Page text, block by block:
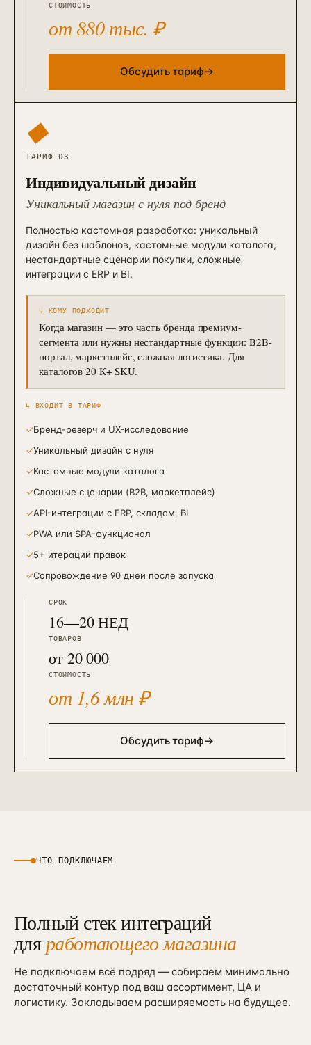
СТОИМОСТЬ
от 880 тыс. ₽
Обсудить тариф→
◆
ТАРИФ 03
Индивидуальный дизайн
Уникальный магазин с нуля под бренд
Полностью кастомная разработка: уникальный
дизайн без шаблонов, кастомные модули каталога,
нестандартные сценарии покупки, сложные
интеграции с ERP и BI.
↳ КОМУ ПОДХОДИТ
Когда магазин — это часть бренда премиум-
сегмента или нужны нестандартные функции: B2B-
портал, маркетплейс, сложная логистика. Для
каталогов 20 К+ SKU.
↳ ВХОДИТ В ТАРИФ
✓Бренд-резерч и UX-исследование
✓Уникальный дизайн с нуля
✓Кастомные модули каталога
✓Сложные сценарии (B2B, маркетплейс)
✓API-интеграции с ERP, складом, BI
✓PWA или SPA-функционал
✓5+ итераций правок
✓Сопровождение 90 дней после запуска
СРОК
16—20 НЕД
ТОВАРОВ
от 20 000
СТОИМОСТЬ
от 1,6 млн ₽
Обсудить тариф→
ЧТО ПОДКЛЮЧАЕМ
Полный стек интеграций
дляработающего магазина
Не подключаем всё подряд — собираем минимально
достаточный контур под ваш ассортимент, ЦА и
логистику. Закладываем расширяемость на будущее.